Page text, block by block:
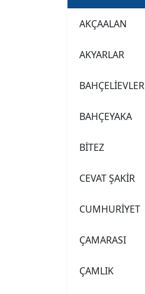
AKÇAALAN
AKYARLAR
BAHÇELİEVLER
BAHÇEYAKA
BİTEZ
CEVAT ŞAKİR
CUMHURİYET
ÇAMARASI
ÇAMLIK